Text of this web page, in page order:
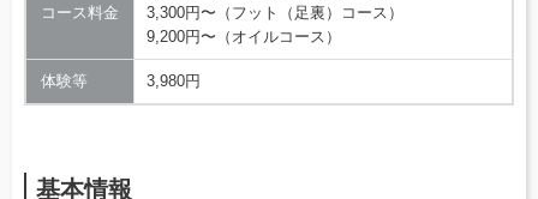
コース料金
3,300円〜（フット（足裏）コース）
9,200円〜（オイルコース）
体験等 3,980円
基本情報